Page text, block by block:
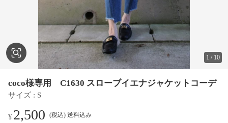
1 / 10
coco様専用 C1630 スローブイエナジャケットコーデ
サイズ : S
¥2,500 (税込) 送料込み